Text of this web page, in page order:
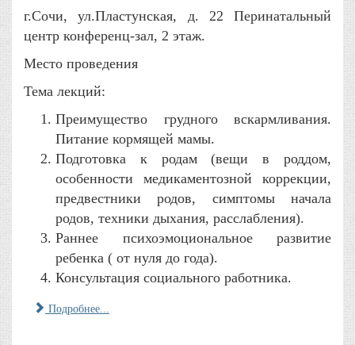
г.Сочи, ул.Пластунская, д. 22 Перинатальный
центр конференц-зал, 2 этаж.
Место проведения
Тема лекций:
Преимущество грудного вскармливания.
Питание кормящей мамы.
Подготовка к родам (вещи в роддом,
особенности медикаментозной коррекции,
предвестники родов, симптомы начала
родов, техники дыхания, расслабления).
Раннее психоэмоциональное развитие
ребенка ( от нуля до года).
Консультация социального работника.
Подробнее...